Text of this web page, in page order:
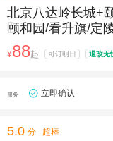
北京八达岭长城+
颐和园/看升旗/定陵
¥88起 可订明日 退改无
服务 立即确认
5.0 分 超棒